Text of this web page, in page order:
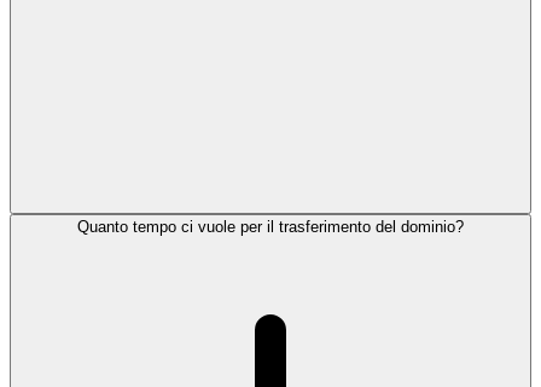
Quanto tempo ci vuole per il trasferimento del dominio?